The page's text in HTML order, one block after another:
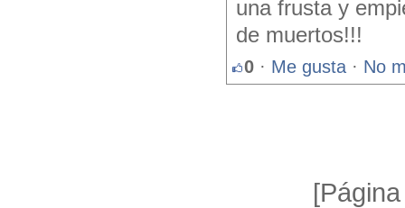
una frusta y
de muertos!!!
0 · Me gusta · No